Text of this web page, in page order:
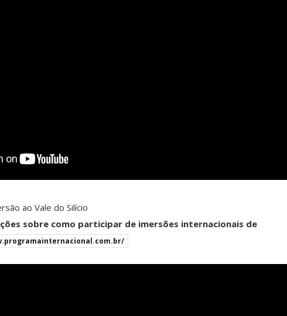
ao Vale do Silício
sobre como participar de imersões internacionais de